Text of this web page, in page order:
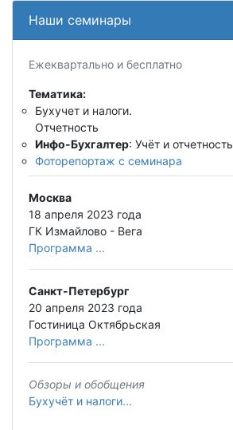
Наши семинары
Ежеквартально и бесплатно
Тематика:
Бухучет и налоги.
Отчетность
Инфо-Бухгалтер: Учёт и отчетность
Фоторепортаж с семинара
Москва
18 апреля 2023 года
ГК Измайлово - Вега
Программа ...
Санкт-Петербург
20 апреля 2023 года
Гостиница Октябрьская
Программа ...
Обзоры и обобщения
Бухучёт и налоги...